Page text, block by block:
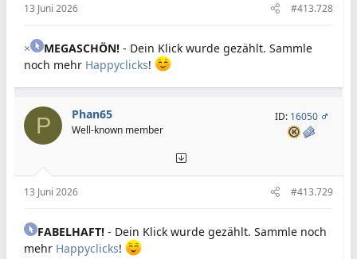
13 Juni 2026 #413.728
× MEGASCHÖN! - Dein Klick wurde gezählt. Sammle
noch mehr Happyclicks!
P Phan65
Well-known member
ID: 16050
13 Juni 2026 #413.729
FABELHAFT! - Dein Klick wurde gezählt. Sammle noch
mehr Happyclicks!